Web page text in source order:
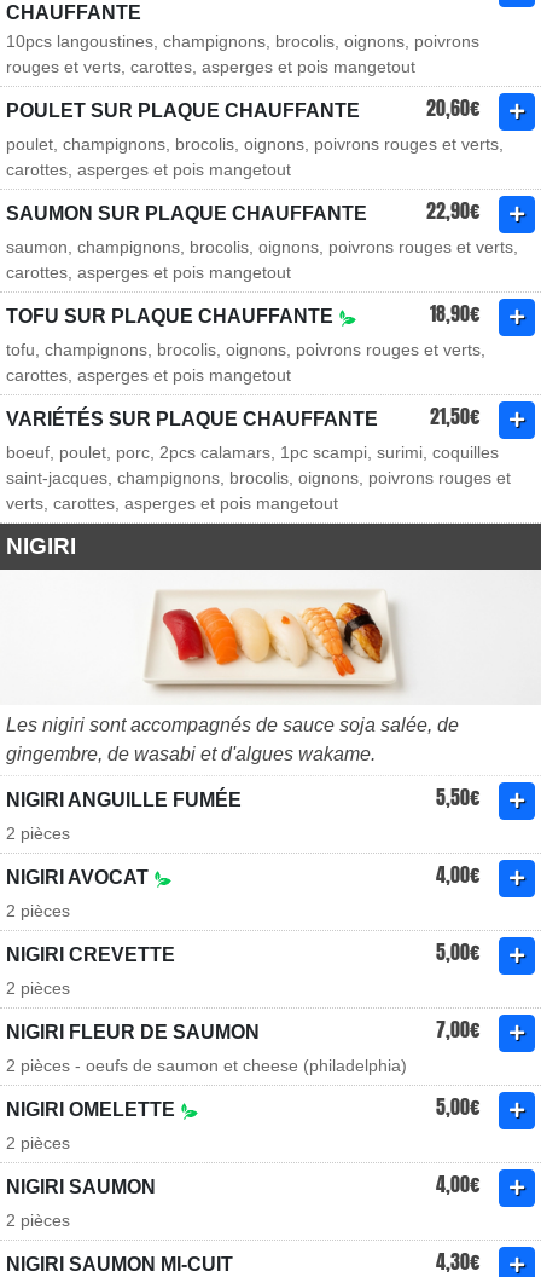
CHAUFFANTE
10pcs langoustines, champignons, brocolis, oignons, poivrons
rouges et verts, carottes, asperges et pois mangetout
POULET SUR PLAQUE CHAUFFANTE 20,60€
poulet, champignons, brocolis, oignons, poivrons rouges et verts,
carottes, asperges et pois mangetout
SAUMON SUR PLAQUE CHAUFFANTE 22,90€
saumon, champignons, brocolis, oignons, poivrons rouges et verts,
carottes, asperges et pois mangetout
TOFU SUR PLAQUE CHAUFFANTE 18,90€
tofu, champignons, brocolis, oignons, poivrons rouges et verts,
carottes, asperges et pois mangetout
VARIÉTÉS SUR PLAQUE CHAUFFANTE 21,50€
boeuf, poulet, porc, 2pcs calamars, 1pc scampi, surimi, coquilles
saint-jacques, champignons, brocolis, oignons, poivrons rouges et
verts, carottes, asperges et pois mangetout
NIGIRI
Les nigiri sont accompagnés de sauce soja salée, de
gingembre, de wasabi et d'algues wakame.
NIGIRI ANGUILLE FUMÉE 5,50€
2 pièces
NIGIRI AVOCAT 4,00€
2 pièces
NIGIRI CREVETTE 5,00€
2 pièces
NIGIRI FLEUR DE SAUMON 7,00€
2 pièces - oeufs de saumon et cheese (philadelphia)
NIGIRI OMELETTE 5,00€
2 pièces
NIGIRI SAUMON 4,00€
2 pièces
NIGIRI SAUMON MI-CUIT 4,30€